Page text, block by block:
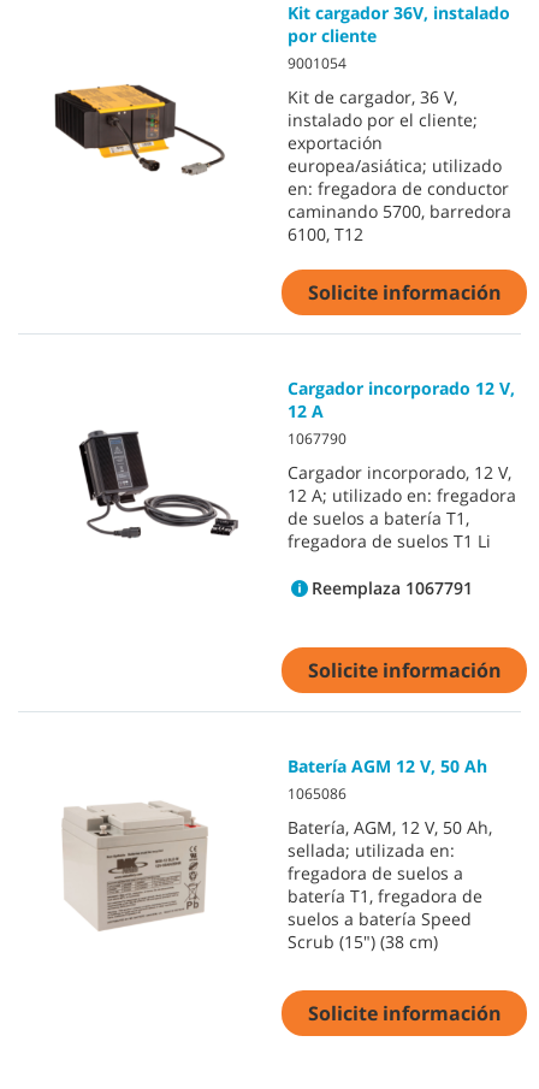
Kit cargador 36V, instalado
por cliente
9001054
Kit de cargador, 36 V,
instalado por el cliente;
exportación
europea/asiática; utilizado
en: fregadora de conductor
caminando 5700, barredora
6100, T12
Solicite información
Cargador incorporado 12 V,
12 A
1067790
Cargador incorporado, 12 V,
12 A; utilizado en: fregadora
de suelos a batería T1,
fregadora de suelos T1 Li
Reemplaza 1067791
Solicite información
Batería AGM 12 V, 50 Ah
1065086
Batería, AGM, 12 V, 50 Ah,
sellada; utilizada en:
fregadora de suelos a
batería T1, fregadora de
suelos a batería Speed
Scrub (15") (38 cm)
Solicite información